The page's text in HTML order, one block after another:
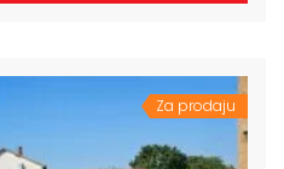
Za prodaju